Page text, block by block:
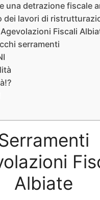
una detrazione fiscale
dei lavori di
Fiscali
serramenti
Albiate